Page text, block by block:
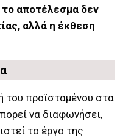
το αποτέλεσμα δεν
αλλά η έκθεση
του προϊσταμένου στα
να διαφωνήσει,
το έργο της